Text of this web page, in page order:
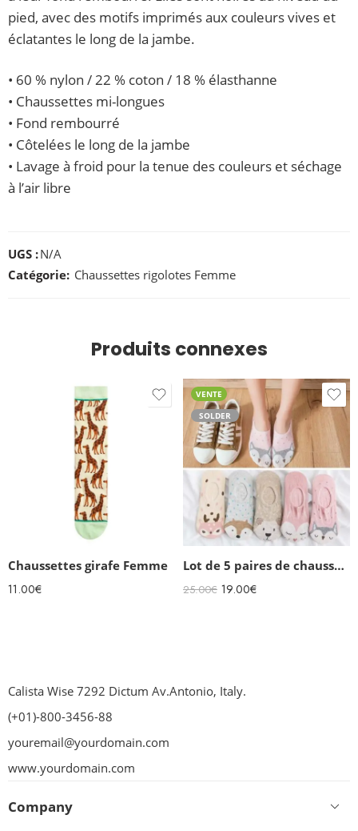
pied, avec des motifs imprimés aux couleurs vives et
éclatantes le long de la jambe.
• 60 % nylon / 22 % coton / 18 % élasthanne
• Chaussettes mi-longues
• Fond rembourré
• Côtelées le long de la jambe
• Lavage à froid pour la tenue des couleurs et séchage
à l’air libre
UGS :N/A
Catégorie: Chaussettes rigolotes Femme
Produits connexes
Chaussettes girafe Femme
11.00€
VENTE
SOLDER
Lot de 5 paires de chaussettes invisibles Animaux
25.00€ 19.00€
Calista Wise 7292 Dictum Av.Antonio, Italy.
(+01)-800-3456-88
youremail@yourdomain.com
www.yourdomain.com
Company